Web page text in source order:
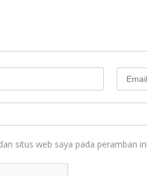
situs web saya pada peramban